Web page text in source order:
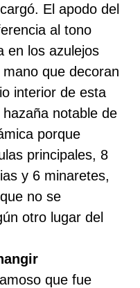
El apodo del
al tono
en los azulejos
que decoran
interior de esta
notable de
porque
principales, 8
y 6 minaretes,
no se
otro lugar del
que fue